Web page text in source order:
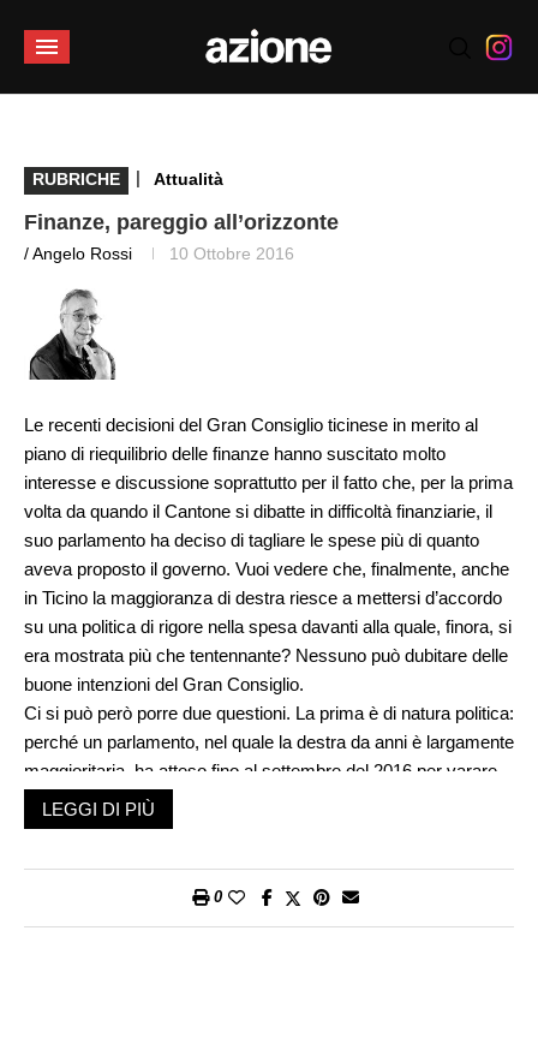
RUBRICHE | Attualità
Finanze, pareggio all’orizzonte
/ Angelo Rossi 10 Ottobre 2016
Le recenti decisioni del Gran Consiglio ticinese in merito al
piano di riequilibrio delle finanze hanno suscitato molto
interesse e discussione soprattutto per il fatto che, per la prima
volta da quando il Cantone si dibatte in difficoltà finanziarie, il
suo parlamento ha deciso di tagliare le spese più di quanto
aveva proposto il governo. Vuoi vedere che, finalmente, anche
in Ticino la maggioranza di destra riesce a mettersi d’accordo
su una politica di rigore nella spesa davanti alla quale, finora, si
era mostrata più che tentennante? Nessuno può dubitare delle
buone intenzioni del Gran Consiglio.
Ci si può però porre due questioni. La prima è di natura politica:
perché un parlamento, nel quale la destra da anni è largamente
maggioritaria, ha atteso fino al settembre del 2016 per varare
una politica finanziaria rigorosa rispetto all’evoluzione delle
spese? La nostra ipotesi è che, nel corso degli ultimi mesi, sia
possibili referendum su nuove misure di risparmio saranno di
LEGGI DI PIÙ
0